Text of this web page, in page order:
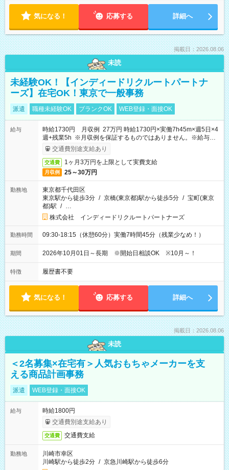
気になる！ 応募する 詳細へ
掲載日：2026.08.06
未読
未経験OK！【インディードリクルートパートナ
ーズ】在宅OK！東京で一般事務
派遣 職種未経験OK ブランクOK WEB登録・面接OK
給与
時給1730円 月収例 27万円 時給1730円×実働7h45m×週5日×4
週+残業5h ※月収例を保証するものではありません。※給与即
受取りサービス利用可（利用条件有）
交通費別途支給あり
交通費 1ヶ月3万円を上限として実費支給
月収例 25～30万円
勤務地
東京都千代田区
東京駅から徒歩3分 / 京橋(東京都)駅から徒歩5分 / 宝町(東京
都)駅 / …
株式会社 インディードリクルートパートナーズ
勤務時間 09:30-18:15（休憩60分）実働7時間45分（残業少なめ！）
期間 2026年10月01日～長期 ※開始日相談OK ※10月～！
特徴 履歴書不要
気になる！ 応募する 詳細へ
掲載日：2026.08.06
未読
＜2名募集×在宅有＞人気おもちゃメーカーを支
える商品計画事務
派遣 WEB登録・面接OK
給与
時給1800円
交通費別途支給あり
交通費 交通費支給
勤務地
川崎市幸区
川崎駅から徒歩2分 / 京急川崎駅から徒歩6分